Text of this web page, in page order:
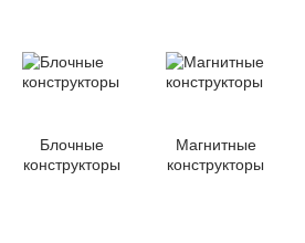
Блочные
конструкторы
Магнитные
конструкторы